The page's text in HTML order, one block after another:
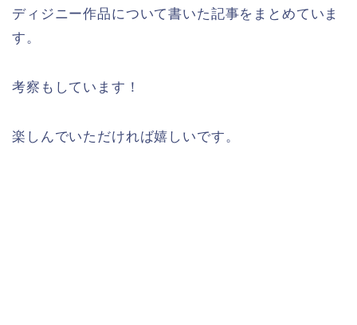
ディジニー作品について書いた記事をまとめていま
す。
考察もしています！
楽しんでいただければ嬉しいです。